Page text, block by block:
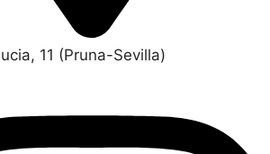
11 (Pruna-Sevilla)